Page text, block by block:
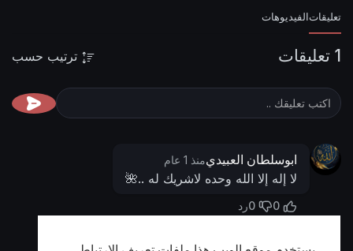
تعليقات الفيديوهات
1 تعليقات ترتيب حسب
ابوسلطان العبيديمنذ 1 عام
لا إله إلا الله وحده لاشريك له ..🌺
0
0رد